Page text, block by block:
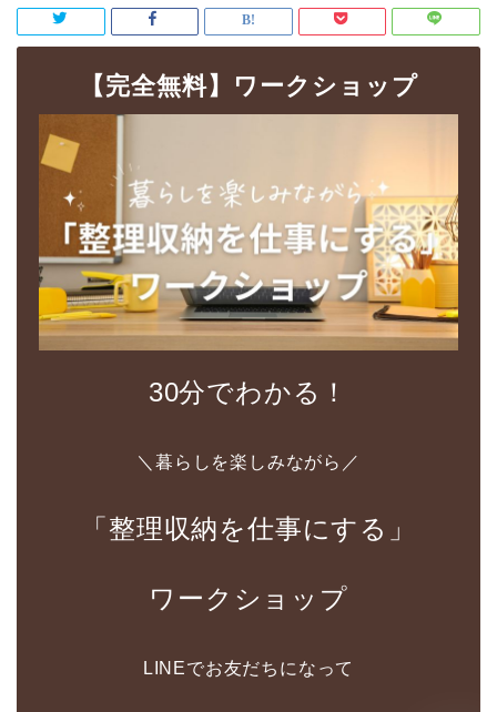
【完全無料】ワークショップ
30分でわかる！
＼暮らしを楽しみながら／
「整理収納を仕事にする」
ワークショップ
LINEでお友だちになって